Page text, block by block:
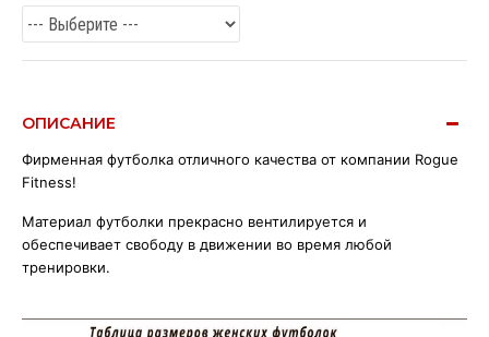
ОПИСАНИЕ
Фирменная футболка отличного качества от компании Rogue
Fitness!
Материал футболки прекрасно вентилируется и
обеспечивает свободу в движении во время любой
тренировки.